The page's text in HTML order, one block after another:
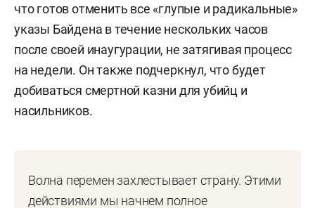
что готов отменить все «глупые и радикальные»
указы Байдена в течение нескольких часов
после своей инаугурации, не затягивая процесс
на недели. Он также подчеркнул, что будет
добиваться смертной казни для убийц и
насильников.
Волна перемен захлестывает страну. Этими
действиями мы начнем полное